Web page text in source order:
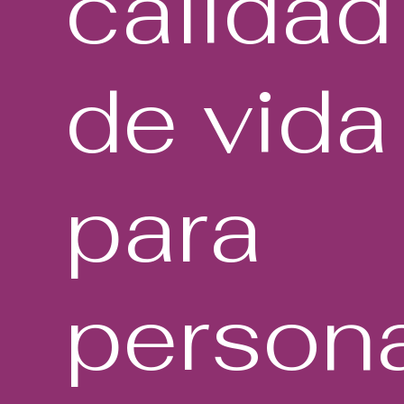
de vida
para